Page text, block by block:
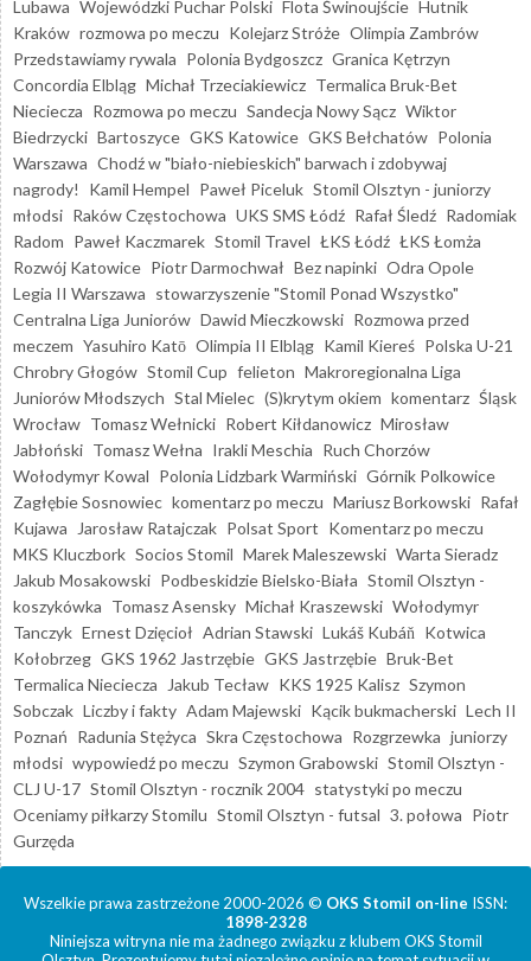
Lubawa Wojewódzki Puchar Polski Flota Świnoujście Hutnik
Kraków rozmowa po meczu Kolejarz Stróże Olimpia Zambrów
Przedstawiamy rywala Polonia Bydgoszcz Granica Kętrzyn
Concordia Elbląg Michał Trzeciakiewicz Termalica Bruk-Bet
Nieciecza Rozmowa po meczu Sandecja Nowy Sącz Wiktor
Biedrzycki Bartoszyce GKS Katowice GKS Bełchatów Polonia
Warszawa Chodź w "biało-niebieskich" barwach i zdobywaj
nagrody!
Kamil Hempel Paweł Piceluk Stomil Olsztyn - juniorzy
młodsi Raków Częstochowa UKS SMS Łódź Rafał Śledź Radomiak
Radom Paweł Kaczmarek Stomil Travel ŁKS Łódź ŁKS Łomża
Rozwój Katowice Piotr Darmochwał Bez napinki Odra Opole
Legia II Warszawa stowarzyszenie "Stomil Ponad Wszystko"
Centralna Liga Juniorów Dawid Mieczkowski Rozmowa przed
meczem Yasuhiro Katō Olimpia II Elbląg Kamil Kiereś Polska U-21
Chrobry Głogów Stomil Cup felieton Makroregionalna Liga
Juniorów Młodszych Stal Mielec (S)krytym okiem komentarz Śląsk
Wrocław Tomasz Wełnicki Robert Kiłdanowicz Mirosław
Jabłoński Tomasz Wełna Irakli Meschia Ruch Chorzów
Wołodymyr Kowal Polonia Lidzbark Warmiński Górnik Polkowice
Zagłębie Sosnowiec komentarz po meczu Mariusz Borkowski Rafał
Kujawa
Jarosław Ratajczak Polsat Sport Komentarz po meczu
MKS Kluczbork Socios Stomil Marek Maleszewski Warta Sieradz
Jakub Mosakowski Podbeskidzie Bielsko-Biała Stomil Olsztyn -
koszykówka Tomasz Asensky Michał Kraszewski Wołodymyr
Tanczyk Ernest Dzięcioł Adrian Stawski Lukáš Kubáň Kotwica
Kołobrzeg GKS 1962 Jastrzębie GKS Jastrzębie Bruk-Bet
Termalica Nieciecza
Jakub Tecław KKS 1925 Kalisz Szymon
Sobczak Liczby i fakty Adam Majewski Kącik bukmacherski Lech II
Poznań Radunia Stężyca Skra Częstochowa Rozgrzewka juniorzy
młodsi wypowiedź po meczu Szymon Grabowski Stomil Olsztyn -
CLJ U-17 Stomil Olsztyn - rocznik 2004 statystyki po meczu
Oceniamy piłkarzy Stomilu Stomil Olsztyn - futsal 3. połowa Piotr
Gurzęda
Wszelkie prawa zastrzeżone 2000-2026 © OKS Stomil on-line ISSN:
1898-2328
Niniejsza witryna nie ma żadnego związku z klubem OKS Stomil